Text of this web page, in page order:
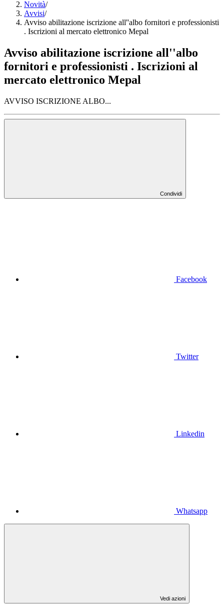
Novità/
Avvisi/
Avviso abilitazione iscrizione all''albo fornitori e professionisti
. Iscrizioni al mercato elettronico Mepal
Avviso abilitazione iscrizione all''albo
fornitori e professionisti . Iscrizioni al
mercato elettronico Mepal
AVVISO ISCRIZIONE ALBO...
Condividi
Facebook
Twitter
Linkedin
Whatsapp
Vedi azioni